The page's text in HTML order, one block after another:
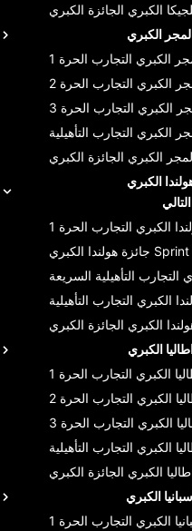
الكبري الجائزة الكبري
الكبري
الكبري التجارب الحرة 1
الكبري التجارب الحرة 2
الكبري التجارب الحرة 3
الكبري التجارب التأهيلية
الكبري الجائزة الكبري
الكبري
التالي
الكبري التجارب الحرة 1
جائزة هولندا الكبري
التجارب التأهيلية السريعة
الكبري التجارب التأهيلية
الكبري الجائزة الكبري
الكبري
الكبري التجارب الحرة 1
الكبري التجارب الحرة 2
الكبري التجارب الحرة 3
الكبري التجارب التأهيلية
الكبري الجائزة الكبري
الكبري
الكبري التجارب الحرة 1